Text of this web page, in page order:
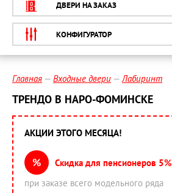
ДВЕРИ НА ЗАКАЗ
КОНФИГУРАТОР
Главная Входные двери Лабиринт
ТРЕНДО В НАРО-ФОМИНСКЕ
АКЦИИ ЭТОГО МЕСЯЦА!
%
Скидка для пенсионеров 5%
при заказе всего модельного ряда